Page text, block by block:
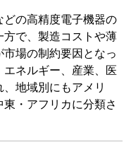
の高精度電子機器の
で、製造コストや薄
場の制約要因となっ
ネルギー、産業、医
地域別にもアメリ
・アフリカに分類さ